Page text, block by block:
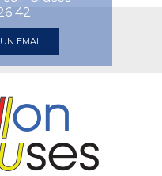
42
EMAIL